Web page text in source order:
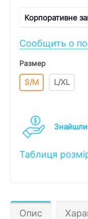
Корпоративне
Сообщить о
Размер
S/M L/XL
Таблиця
Опис